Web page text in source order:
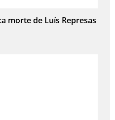
morte de Luís Represas